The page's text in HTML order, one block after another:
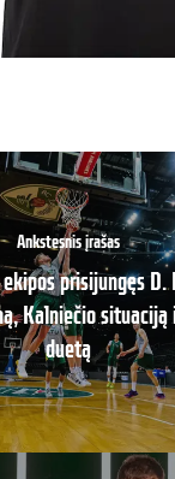
Ankstesnis įrašas
prisijungęs
Kalniečio
duetą